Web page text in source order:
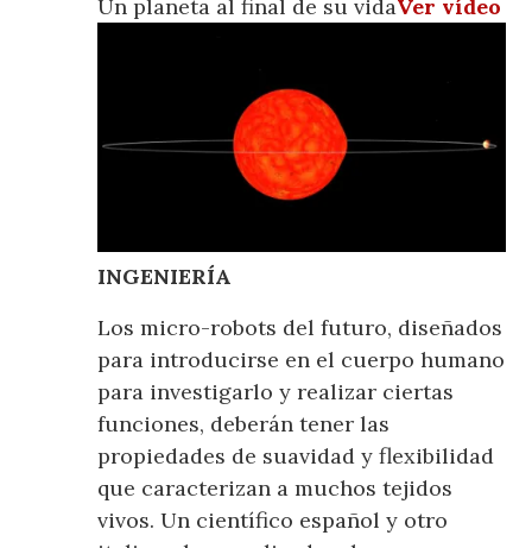
Un planeta al final de su vidaVer vídeo
INGENIERÍA
Los micro-robots del futuro, diseñados
para introducirse en el cuerpo humano
para investigarlo y realizar ciertas
funciones, deberán tener las
propiedades de suavidad y flexibilidad
que caracterizan a muchos tejidos
vivos. Un científico español y otro